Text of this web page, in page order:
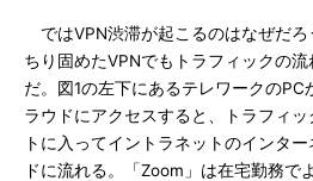
ではVPN渋滞が起こるのはなぜだろ
ちり固めたVPNでもトラフィックの
だ。図1の左下にあるテレワークのPC
ラウドにアクセスすると、トラフィ
トに入ってイントラネットのインタ
ドに流れる。「Zoom」は在宅勤務で